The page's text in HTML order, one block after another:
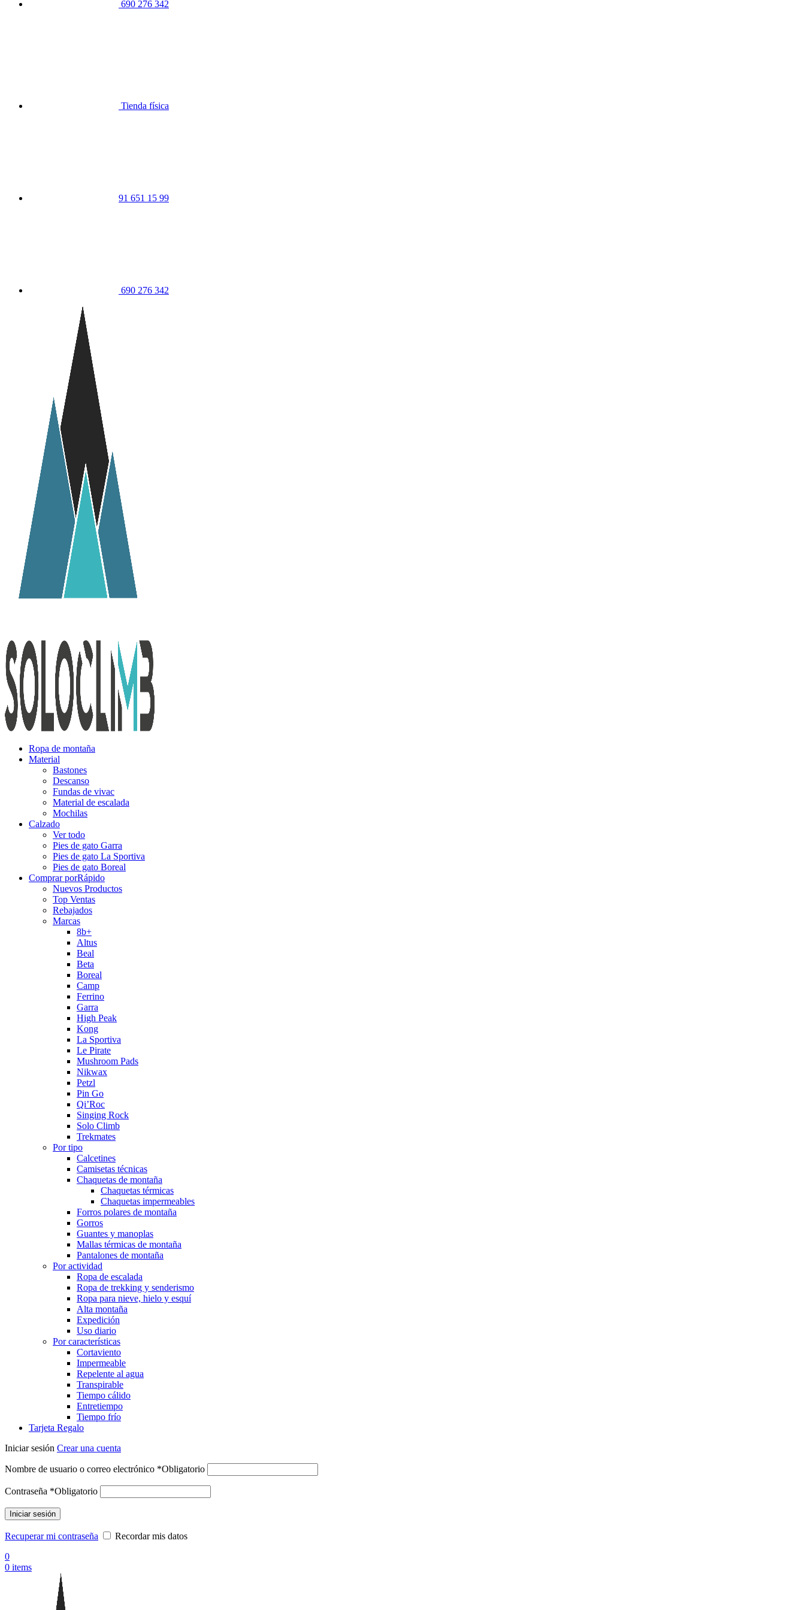
690 276 342
Tienda física
91 651 15 99
690 276 342
Ropa de montaña
Material
Bastones
Descanso
Fundas de vivac
Material de escalada
Mochilas
Calzado
Ver todo
Pies de gato Garra
Pies de gato La Sportiva
Pies de gato Boreal
Comprar porRápido
Nuevos Productos
Top Ventas
Rebajados
Marcas
8b+
Altus
Beal
Beta
Boreal
Camp
Ferrino
Garra
High Peak
Kong
La Sportiva
Le Pirate
Mushroom Pads
Nikwax
Petzl
Pin Go
Qi’Roc
Singing Rock
Solo Climb
Trekmates
Por tipo
Calcetines
Camisetas técnicas
Chaquetas de montaña
Chaquetas térmicas
Chaquetas impermeables
Forros polares de montaña
Gorros
Guantes y manoplas
Mallas térmicas de montaña
Pantalones de montaña
Por actividad
Ropa de escalada
Ropa de trekking y senderismo
Ropa para nieve, hielo y esquí
Alta montaña
Expedición
Uso diario
Por características
Cortaviento
Impermeable
Repelente al agua
Transpirable
Tiempo cálido
Entretiempo
Tiempo frío
Tarjeta Regalo
Iniciar sesión Crear una cuenta
Nombre de usuario o correo electrónico *Obligatorio
Contraseña *Obligatorio
Iniciar sesión
Recuperar mi contraseña
Recordar mis datos
0
0 items